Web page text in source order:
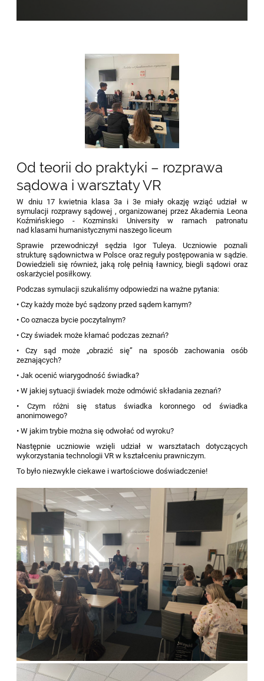
Od teorii do praktyki – rozprawa
sądowa i warsztaty VR
W dniu 17 kwietnia klasa 3a i 3e miały okazję wziąć udział w
symulacji rozprawy sądowej , organizowanej przezAkademia Leona
Koźmińskiego - Kozminski Universityw ramach patronatu
nad klasami humanistycznymi naszego liceum
Sprawie przewodniczył sędzia Igor Tuleya. Uczniowie poznali
strukturę sądownictwa w Polsce oraz reguły postępowania w sądzie.
Dowiedzieli się również, jaką rolę pełnią ławnicy, biegli sądowi oraz
oskarżyciel posiłkowy.
Podczas symulacji szukaliśmy odpowiedzi na ważne pytania:
• Czy każdy może być sądzony przed sądem karnym?
• Co oznacza bycie poczytalnym?
• Czy świadek może kłamać podczas zeznań?
• Czy sąd może „obrazić się” na sposób zachowania osób
zeznających?
• Jak ocenić wiarygodność świadka?
• W jakiej sytuacji świadek może odmówić składania zeznań?
• Czym różni się status świadka koronnego od świadka
anonimowego?
• W jakim trybie można się odwołać od wyroku?
Następnie uczniowie wzięli udział w warsztatach dotyczących
wykorzystania technologii VR w kształceniu prawniczym.
To było niezwykle ciekawe i wartościowe doświadczenie!